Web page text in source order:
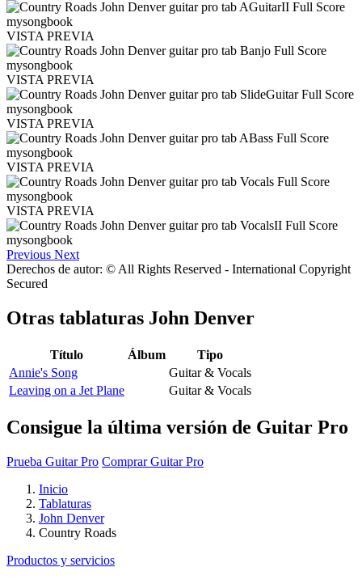
VISTA PREVIA
VISTA PREVIA
VISTA PREVIA
VISTA PREVIA
VISTA PREVIA
Previous Next
Derechos de autor: © All Rights Reserved - International Copyright
Secured
Otras tablaturas John Denver
Título Álbum
Tipo
Annie's Song
Guitar & Vocals
Leaving on a Jet Plane
Guitar & Vocals
Consigue la última versión de Guitar Pro
Prueba Guitar Pro Comprar Guitar Pro
Inicio
Tablaturas
John Denver
Country Roads
Productos y servicios